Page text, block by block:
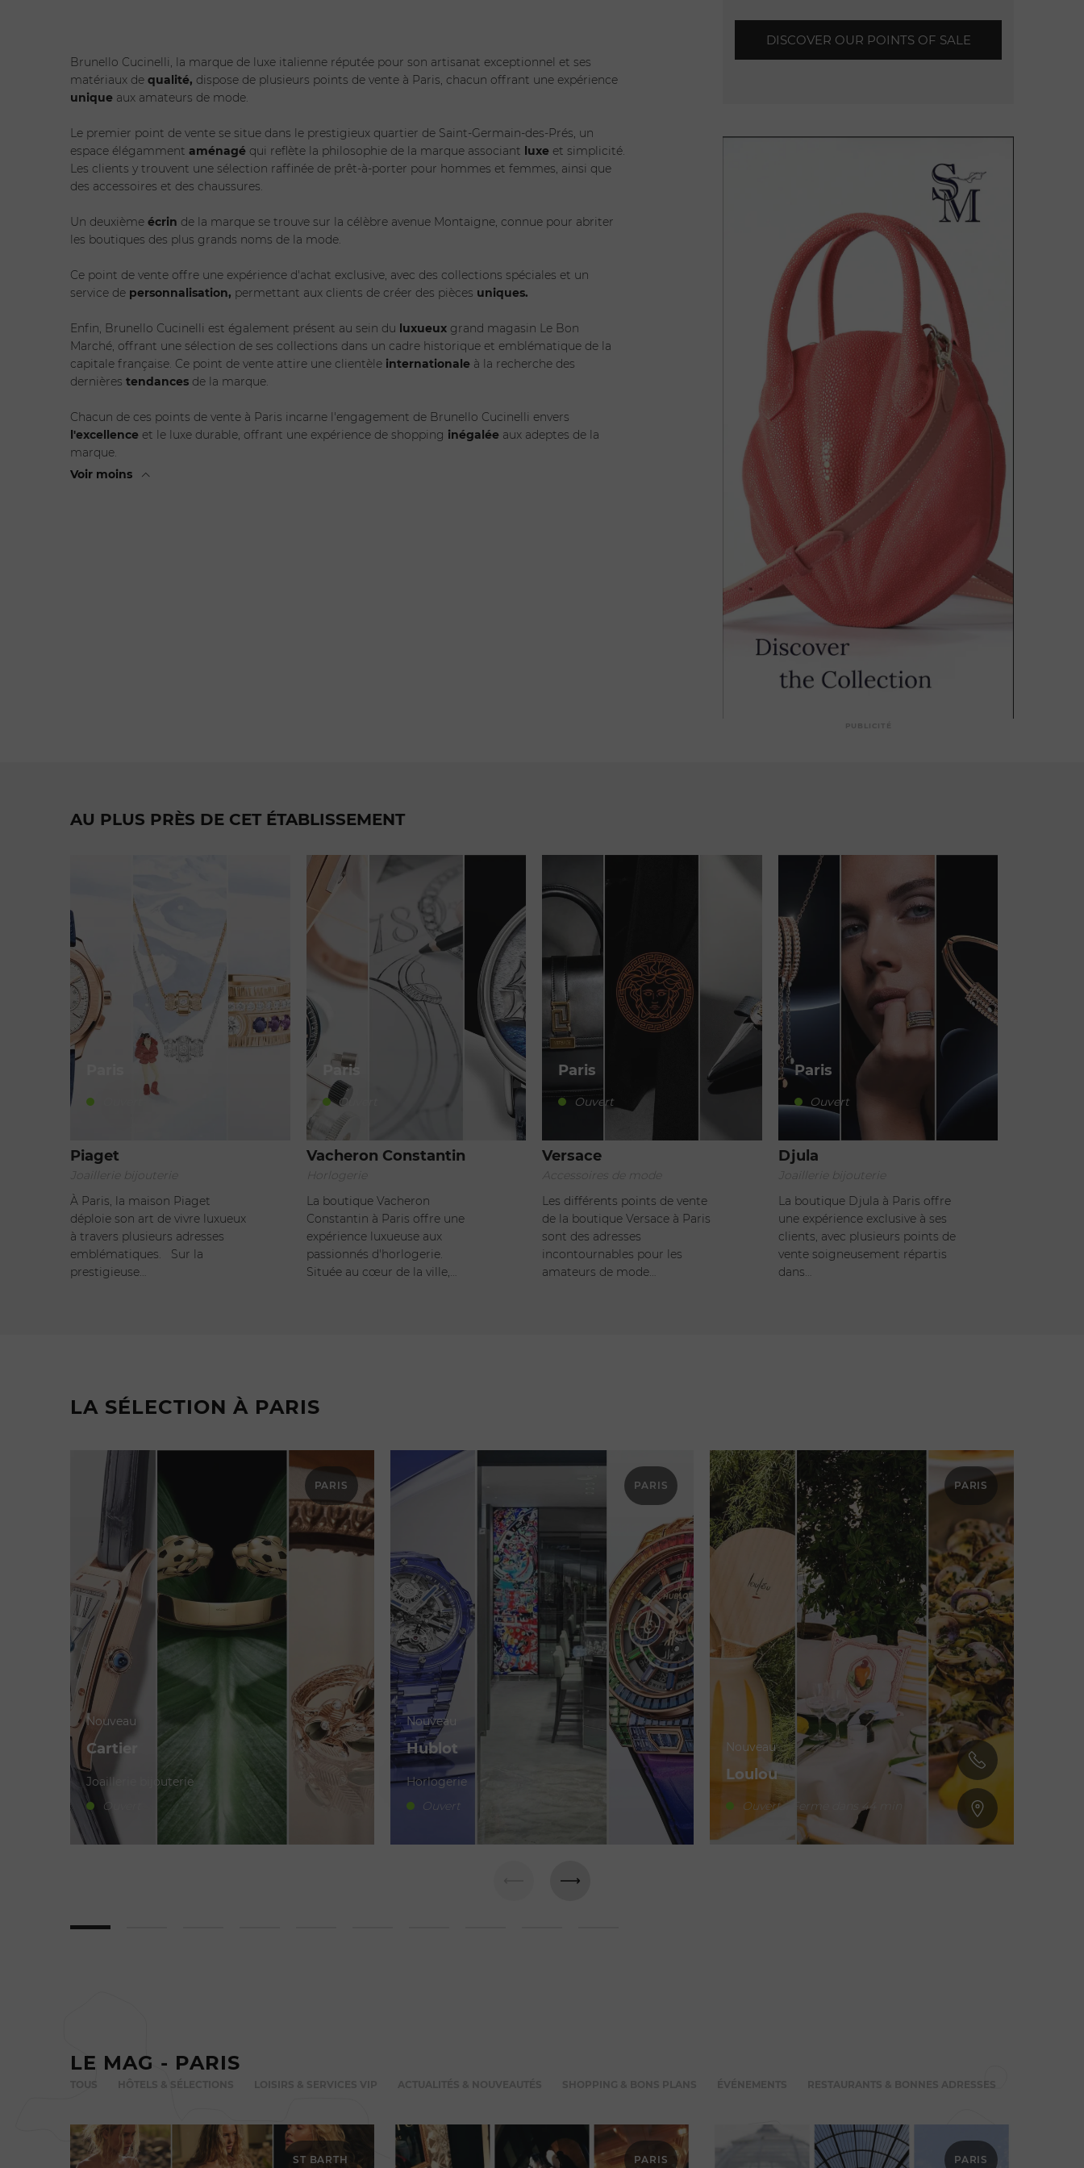
Brunello Cucinelli, la marque de luxe italienne réputée pour son artisanat exceptionnel et ses
matériaux de qualité, dispose de plusieurs points de vente à Paris, chacun offrant une expérience
unique aux amateurs de mode.
Le premier point de vente se situe dans le prestigieux quartier de Saint-Germain-des-Prés, un
espace élégamment aménagé qui reflète la philosophie de la marque associant luxe et simplicité.
Les clients y trouvent une sélection raffinée de prêt-à-porter pour hommes et femmes, ainsi que
des accessoires et des chaussures.
Un deuxième écrin de la marque se trouve sur la célèbre avenue Montaigne, connue pour abriter
les boutiques des plus grands noms de la mode.
Ce point de vente offre une expérience d'achat exclusive, avec des collections spéciales et un
service de personnalisation, permettant aux clients de créer des pièces uniques.
Enfin, Brunello Cucinelli est également présent au sein du luxueux grand magasin Le Bon
Marché, offrant une sélection de ses collections dans un cadre historique et emblématique de la
capitale française. Ce point de vente attire une clientèle internationale à la recherche des
dernières tendances de la marque.
Chacun de ces points de vente à Paris incarne l'engagement de Brunello Cucinelli envers
l'excellence et le luxe durable, offrant une expérience de shopping inégalée aux adeptes de la
marque.
Voir moins
DISCOVER OUR POINTS OF SALE
PUBLICITÉ
AU PLUS PRÈS DE CET ÉTABLISSEMENT
Piaget
Joaillerie bijouterie
À Paris, la maison Piaget
déploie son art de vivre luxueux
à travers plusieurs adresses
emblématiques. Sur la
prestigieuse…
Paris
Ouvert
Vacheron Constantin
Horlogerie
La boutique Vacheron
Constantin à Paris offre une
expérience luxueuse aux
passionnés d'horlogerie.
Située au cœur de la ville,…
Paris
Ouvert
Versace
Accessoires de mode
Les différents points de vente
de la boutique Versace à Paris
sont des adresses
incontournables pour les
amateurs de mode…
Paris
Ouvert
Djula
Joaillerie bijouterie
La boutique Djula à Paris offre
une expérience exclusive à ses
clients, avec plusieurs points de
vente soigneusement répartis
dans…
LA SÉLECTION À PARIS
PARIS
Nouveau
Cartier
Joaillerie bijouterie
Ouvert
PARIS
Nouveau
Hublot
Horlogerie
Ouvert
PARIS
Nouveau
Loulou
Ouvert - Ferme dans 44 min
LE MAG - PARIS
TOUS HÔTELS & SÉLECTIONS SHOPPING & BONS PLANS RESTAURANTS & BONNES ADRESSES
ST BARTH PARIS PARIS